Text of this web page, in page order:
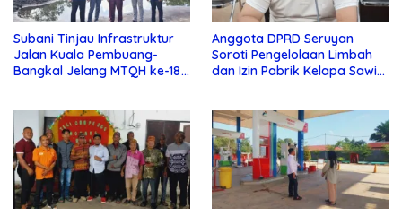
Subani Tinjau Infrastruktur
Jalan Kuala Pembuang-
Bangkal Jelang MTQH ke-18
Anggota DPRD Seruyan
Soroti Pengelolaan Limbah
dan Izin Pabrik Kelapa Sawit